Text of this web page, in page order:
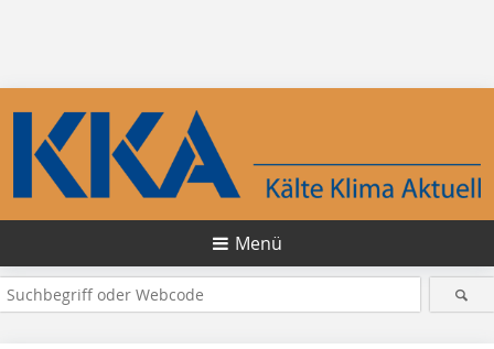
Menü